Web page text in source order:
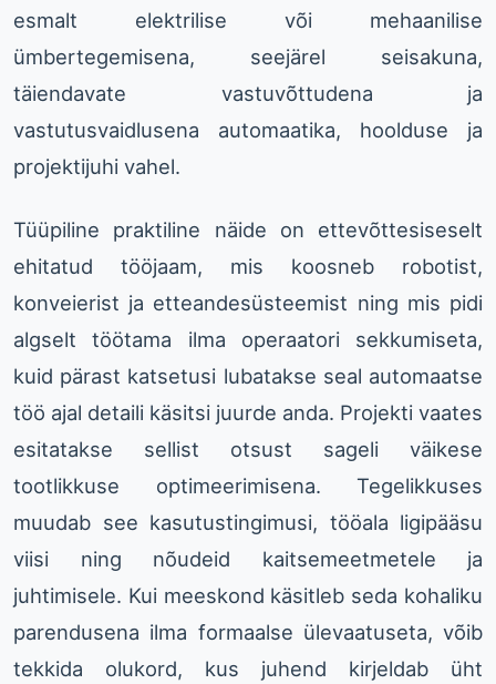
esmalt elektrilise või mehaanilise
ümbertegemisena, seejärel seisakuna,
täiendavate vastuvõttudena ja
vastutusvaidlusena automaatika, hoolduse ja
projektijuhi vahel.
Tüüpiline praktiline näide on ettevõttesiseselt
ehitatud tööjaam, mis koosneb robotist,
konveierist ja etteandesüsteemist ning mis pidi
algselt töötama ilma operaatori sekkumiseta,
kuid pärast katsetusi lubatakse seal automaatse
töö ajal detaili käsitsi juurde anda. Projekti vaates
esitatakse sellist otsust sageli väikese
tootlikkuse optimeerimisena. Tegelikkuses
muudab see kasutustingimusi, tööala ligipääsu
viisi ning nõudeid kaitsemeetmetele ja
juhtimisele. Kui meeskond käsitleb seda kohaliku
parendusena ilma formaalse ülevaatuseta, võib
tekkida olukord, kus juhend kirjeldab üht